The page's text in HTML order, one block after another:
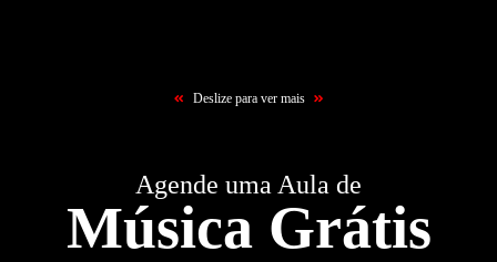
Deslize para ver mais
Agende uma Aula de
Música Grátis